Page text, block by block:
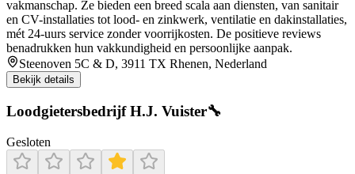
vakmanschap. Ze bieden een breed scala aan diensten, van sanitair
en CV-installaties tot lood- en zinkwerk, ventilatie en dakinstallaties,
mét 24-uurs service zonder voorrijkosten. De positieve reviews
benadrukken hun vakkundigheid en persoonlijke aanpak.
Steenoven 5C & D, 3911 TX Rhenen, Nederland
Bekijk details
Loodgietersbedrijf H.J. Vuister🔧
Gesloten